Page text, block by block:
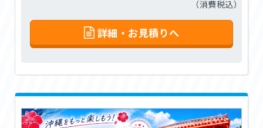
（消費税込）
詳細・お見積りへ